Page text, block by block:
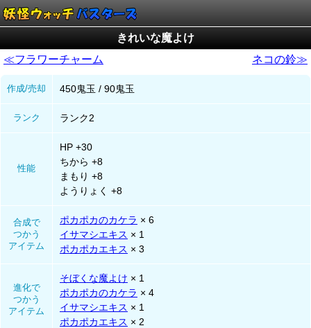
きれいな魔よけ
≪フラワーチャーム
ネコの鈴≫
作成/売却 450鬼玉 / 90鬼玉
ランク ランク2
性能
HP +30
ちから +8
まもり +8
ようりょく +8
合成で
つかう
アイテム
ポカポカのカケラ × 6
イサマシエキス × 1
ポカポカエキス × 3
進化で
つかう
アイテム
そぼくな魔よけ × 1
ポカポカのカケラ × 4
イサマシエキス × 1
ポカポカエキス × 2